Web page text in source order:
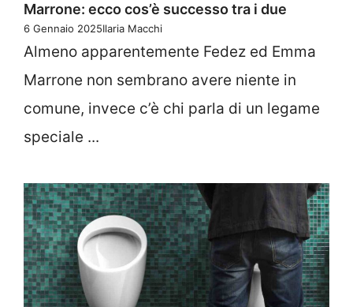
Marrone: ecco cos’è successo tra i due
6 Gennaio 2025Ilaria Macchi
Almeno apparentemente Fedez ed Emma
Marrone non sembrano avere niente in
comune, invece c’è chi parla di un legame
speciale ...